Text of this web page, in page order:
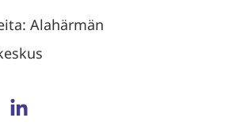
Alahärmän
Jaa